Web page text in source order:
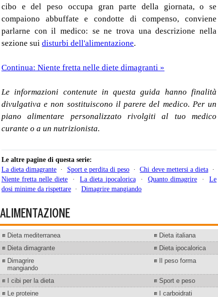
cibo e del peso occupa gran parte della giornata, o se
compaiono abbuffate e condotte di compenso, conviene
parlarne con il medico: se ne trova una descrizione nella
sezione sui disturbi dell'alimentazione.
Continua: Niente fretta nelle diete dimagranti »
Le informazioni contenute in questa guida hanno finalità
divulgativa e non sostituiscono il parere del medico. Per un
piano alimentare personalizzato rivolgiti al tuo medico
curante o a un nutrizionista.
Le altre pagine di questa serie:
La dieta dimagrante · Sport e perdita di peso ·Chi deve mettersi a dieta·
Niente fretta nelle diete ·La dieta ipocalorica· Quanto dimagrire·Le
dosi minime da rispettare · Dimagrire mangiando
ALIMENTAZIONE
Dieta mediterranea
Dieta italiana
Dieta dimagrante
Dieta ipocalorica
Dimagrire
mangiando
Il peso forma
I cibi per la dieta
Sport e peso
Le proteine
I carboidrati